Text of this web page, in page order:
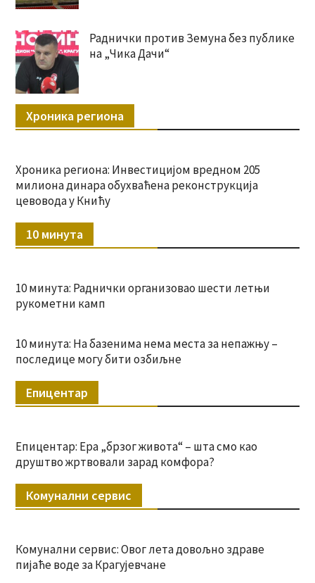
Раднички против Земуна без публике
на „Чика Дачи“
Хроника региона
Хроника региона: Инвестицијом вредном 205
милиона динара обухваћена реконструкција
цевовода у Книћу
10 минута
10 минута: Раднички организовао шести летњи
рукометни камп
10 минута: На базенима нема места за непажњу –
последице могу бити озбиљне
Епицентар
Епицентар: Ера „брзог живота“ – шта смо као
друштво жртвовали зарад комфора?
Комунални сервис
Комунални сервис: Овог лета довољно здраве
пијаће воде за Крагујевчане